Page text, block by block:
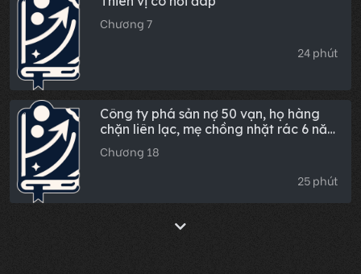
Chương 7
24 phút
Công ty phá sản nợ 50 vạn, họ hàng
chặn liên lạc, mẹ chồng nhặt rác 6 năm
trả nợ giúp tôi. Năm nay tôi mua nhà,
bố mẹ đẻ tìm đến tận cửa: Em trai con
cưới vợ cần 120 vạn, con làm chị phải
Chương 18
25 phút